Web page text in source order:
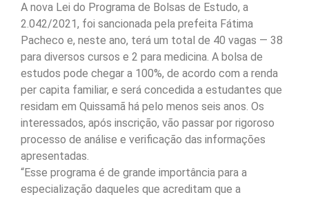
A nova Lei do Programa de Bolsas de Estudo, a
2.042/2021, foi sancionada pela prefeita Fátima
Pacheco e, neste ano, terá um total de 40 vagas — 38
para diversos cursos e 2 para medicina. A bolsa de
estudos pode chegar a 100%, de acordo com a renda
per capita familiar, e será concedida a estudantes que
residam em Quissamã há pelo menos seis anos. Os
interessados, após inscrição, vão passar por rigoroso
processo de análise e verificação das informações
apresentadas.
“Esse programa é de grande importância para a
especialização daqueles que acreditam que a